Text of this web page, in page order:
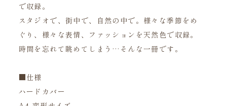
で収録。
スタジオで、街中で、自然の中で。様々な季節をめ
ぐり、様々な表情、ファッションを天然色で収録。
時間を忘れて眺めてしまう…そんな一冊です。
■仕様
ハードカバー